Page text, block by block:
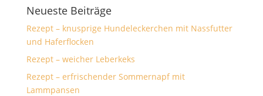
Neueste Beiträge
Rezept – knusprige Hundeleckerchen mit Nassfutter
und Haferflocken
Rezept – weicher Leberkeks
Rezept – erfrischender Sommernapf mit
Lammpansen